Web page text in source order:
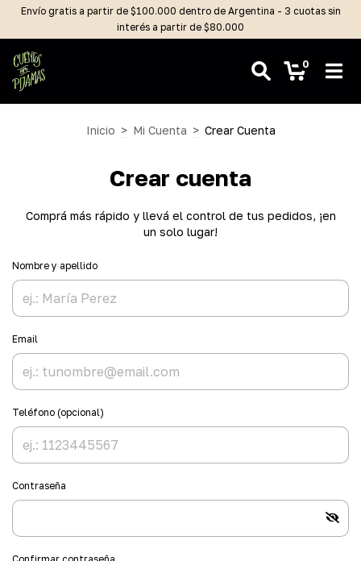
Envío gratis a partir de $100.000 dentro de Argentina - 3 cuotas sin
interés a partir de $80.000
0
Inicio > Mi Cuenta > Crear Cuenta
Crear cuenta
Comprá más rápido y llevá el control de tus pedidos, ¡en
un solo lugar!
Nombre y apellido
Email
Teléfono (opcional)
Contraseña